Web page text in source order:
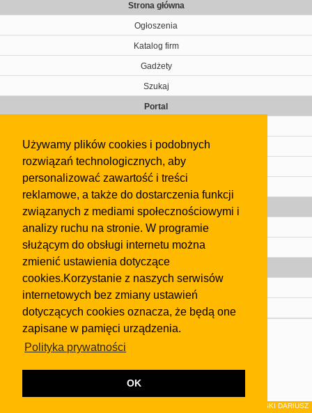
Używamy plików cookies i podobnych
rozwiązań technologicznych, aby
personalizować zawartość i treści
reklamowe, a także do dostarczenia funkcji
związanych z mediami społecznościowymi i
analizy ruchu na stronie. W programie
służącym do obsługi internetu można
zmienić ustawienia dotyczące
cookies.Korzystanie z naszych serwisów
internetowych bez zmiany ustawień
dotyczących cookies oznacza, że będą one
zapisane w pamięci urządzenia.
Polityka prywatności
OK
Strona główna
Ogłoszenia
Katalog firm
Gadżety
Szukaj
Portal
Kontakt
Regulamin
Gazeta
Olkusz
Kontakt
Strefa dla biznesu
Biura nieruchomości
Dealerzy i autokomisy
Skontaktuj się z nami
regulaminuiPolityki Prywatności.
Klauzula FB
© 2026Wydawnictwo NEON sp. z o.o. (dawniej: FIRMA NEON MAREK KLUCZEWSKI DARIUSZ